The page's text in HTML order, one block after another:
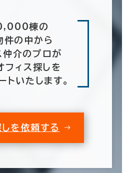
棟の
件の中から
仲介のプロが
フィス探しを
トいたします。
を依頼する